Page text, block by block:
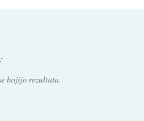
:
bojijo rezultata.